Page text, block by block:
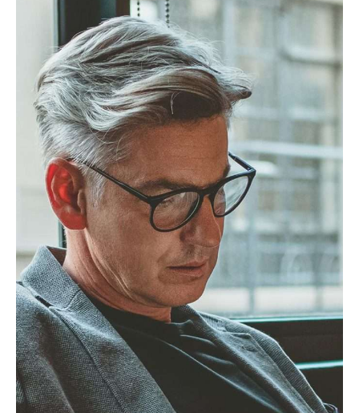
especialmente voltada para a classe média.
No entanto, não se trata de um “vale-tudo”
da urbanização. Algumas regras essenciais
foram estabelecidas:
Reclassificação de solos: municípios
passam a ter mais autonomia para
converter terrenos rústicos em
urbanos, desde que respeitem critérios
técnicos e ambientais rigorosos.
Proteção ambiental: nada de
urbanização em áreas protegidas,
zonas de risco, orlas costeiras ou
terrenos agrícolas de alta aptidão.
Habitação acessível: Os imóveis
construídos nesses terrenos deverão
ser vendidos ou arrendados a preços
até 20% abaixo do valor médio de
mercado, evitando novas bolhas